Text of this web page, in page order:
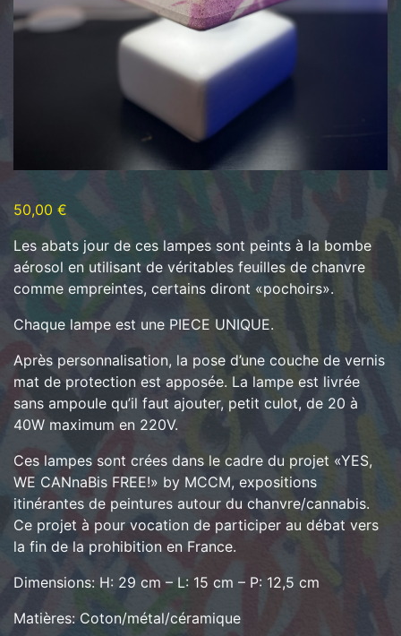
50,00 €
Les abats jour de ces lampes sont peints à la bombe
aérosol en utilisant de véritables feuilles de chanvre
comme empreintes, certains diront «pochoirs».
Chaque lampe est une PIECE UNIQUE.
Après personnalisation, la pose d’une couche de vernis
mat de protection est apposée. La lampe est livrée
sans ampoule qu’il faut ajouter, petit culot, de 20 à
40W maximum en 220V.
Ces lampes sont crées dans le cadre du projet «YES,
WE CANnaBis FREE!» by MCCM, expositions
itinérantes de peintures autour du chanvre/cannabis.
Ce projet à pour vocation de participer au débat vers
la fin de la prohibition en France.
Dimensions: H: 29 cm – L: 15 cm – P: 12,5 cm
Matières: Coton/métal/céramique